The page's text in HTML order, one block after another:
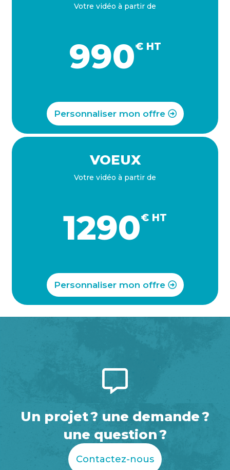
Votre vidéo à partir de
990€ HT
Personnaliser mon offre
VOEUX
Votre vidéo à partir de
1290€ HT
Personnaliser mon offre
Un projet ? une demande ?
une question ?
Contactez-nous